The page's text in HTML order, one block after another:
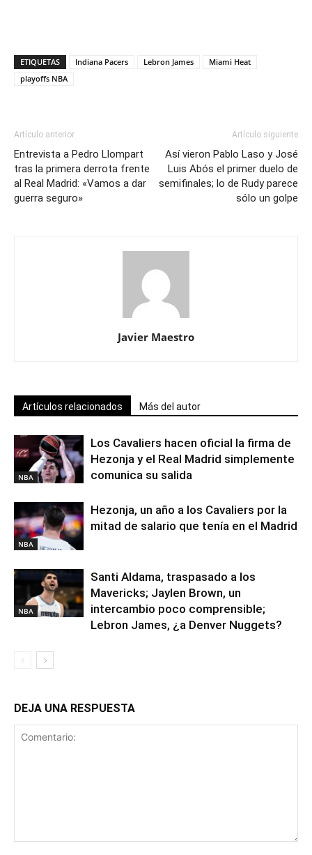
ETIQUETAS Indiana Pacers Lebron James
Miami Heat
playoffs NBA
Artículo anterior
Entrevista a Pedro Llompart
tras la primera derrota frente
al Real Madrid: «Vamos a dar
guerra seguro»
Artículo siguiente
Así vieron Pablo Laso y José
Luis Abós el primer duelo de
semifinales; lo de Rudy parece
sólo un golpe
Javier Maestro
Artículos relacionados Más del autor
NBA
Los Cavaliers hacen oficial la firma de
Hezonja y el Real Madrid simplemente
comunica su salida
NBA
Hezonja, un año a los Cavaliers por la
mitad de salario que tenía en el Madrid
NBA
Santi Aldama, traspasado a los
Mavericks; Jaylen Brown, un
intercambio poco comprensible;
Lebron James, ¿a Denver Nuggets?
DEJA UNA RESPUESTA